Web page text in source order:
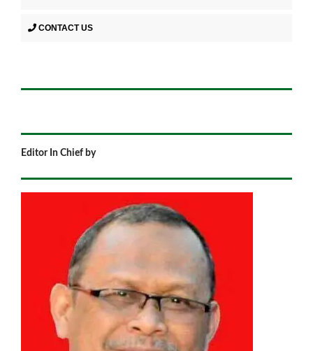
CONTACT US
Editor In Chief by